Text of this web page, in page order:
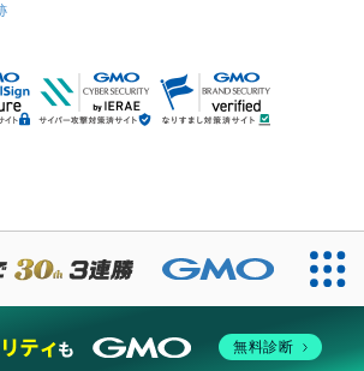
無料診断